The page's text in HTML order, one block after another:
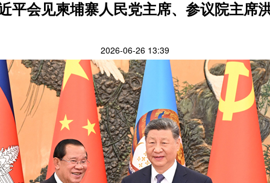
平会见柬埔寨人民党主席、参议院主席
2026-06-26 13:39